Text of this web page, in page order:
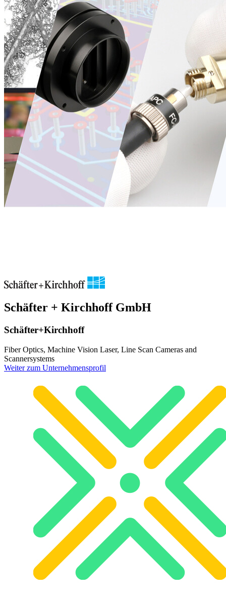
Schäfter + Kirchhoff GmbH
Schäfter+Kirchhoff
Fiber Optics, Machine Vision Laser, Line Scan Cameras and
Scannersystems
Weiter zum Unternehmensprofil